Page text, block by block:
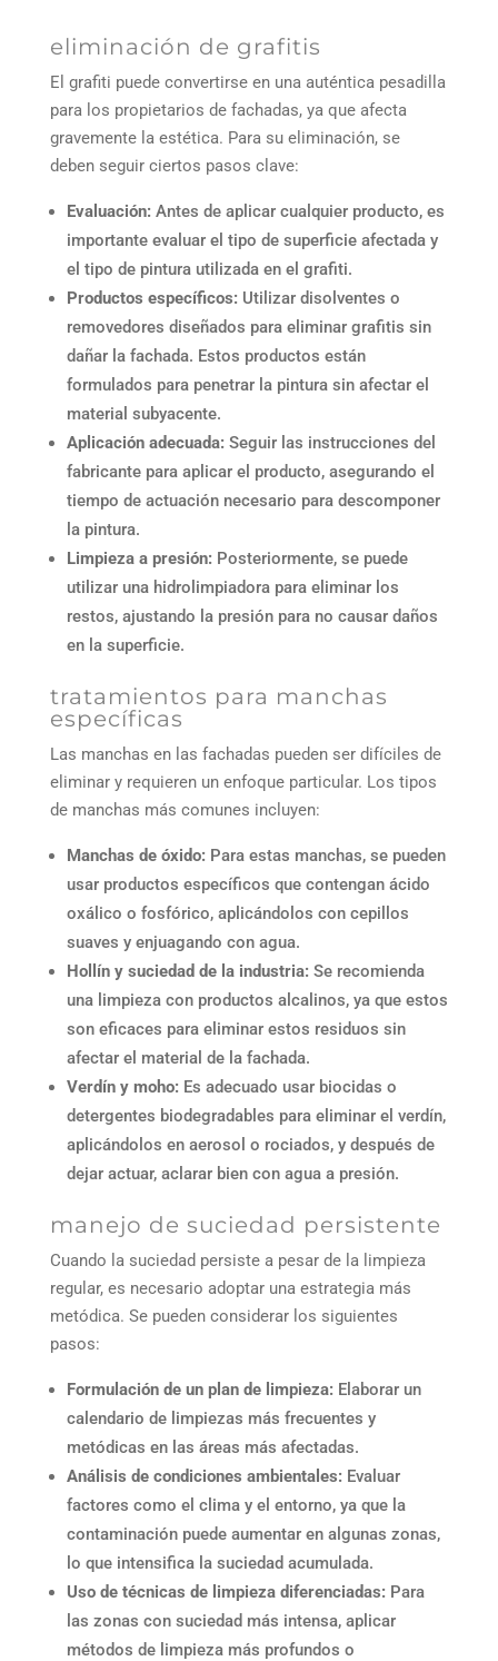
eliminación de grafitis
El grafiti puede convertirse en una auténtica pesadilla
para los propietarios de fachadas, ya que afecta
gravemente la estética. Para su eliminación, se
deben seguir ciertos pasos clave:
Evaluación:Antes de aplicar cualquier producto, es
importante evaluar el tipo de superficie afectada y
el tipo de pintura utilizada en el grafiti.
Productos específicos:Utilizar disolventes o
removedores diseñados para eliminar grafitis sin
dañar la fachada. Estos productos están
formulados para penetrar la pintura sin afectar el
material subyacente.
Aplicación adecuada:Seguir las instrucciones del
fabricante para aplicar el producto, asegurando el
tiempo de actuación necesario para descomponer
la pintura.
Limpieza a presión:Posteriormente, se puede
utilizar una hidrolimpiadora para eliminar los
restos, ajustando la presión para no causar daños
en la superficie.
tratamientos para manchas
específicas
Las manchas en las fachadas pueden ser difíciles de
eliminar y requieren un enfoque particular. Los tipos
de manchas más comunes incluyen:
Manchas de óxido:Para estas manchas, se pueden
usar productos específicos que contengan ácido
oxálico o fosfórico, aplicándolos con cepillos
suaves y enjuagando con agua.
Hollín y suciedad de la industria:Se recomienda
una limpieza con productos alcalinos, ya que estos
son eficaces para eliminar estos residuos sin
afectar el material de la fachada.
Verdín y moho:Es adecuado usar biocidas o
detergentes biodegradables para eliminar el verdín,
aplicándolos en aerosol o rociados, y después de
dejar actuar, aclarar bien con agua a presión.
manejo de suciedad persistente
Cuando la suciedad persiste a pesar de la limpieza
regular, es necesario adoptar una estrategia más
metódica. Se pueden considerar los siguientes
pasos:
Formulación de un plan de limpieza:Elaborar un
calendario de limpiezas más frecuentes y
metódicas en las áreas más afectadas.
Análisis de condiciones ambientales:Evaluar
factores como el clima y el entorno, ya que la
contaminación puede aumentar en algunas zonas,
lo que intensifica la suciedad acumulada.
Uso de técnicas de limpieza diferenciadas:Para
las zonas con suciedad más intensa, aplicar
métodos de limpieza más profundos o